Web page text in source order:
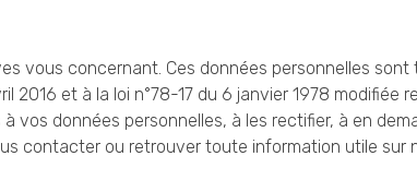
vous concernant. Ces données personnelles
2016 et à la loi n°78-17 du 6 janvier 1978 modifiée
données personnelles, à les rectifier, à en
contacter ou retrouver toute information utile sur